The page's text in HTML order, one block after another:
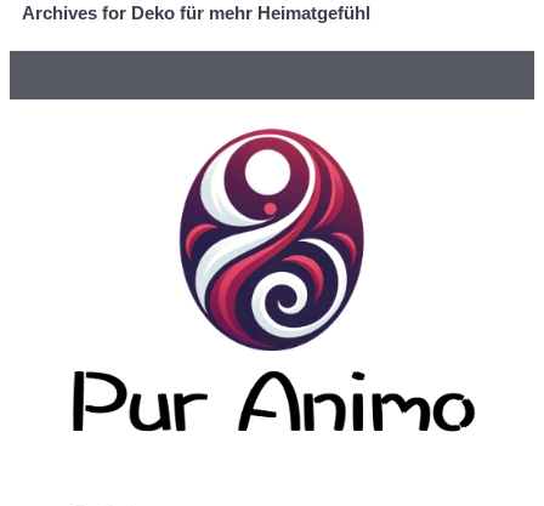
Archives for Deko für mehr Heimatgefühl